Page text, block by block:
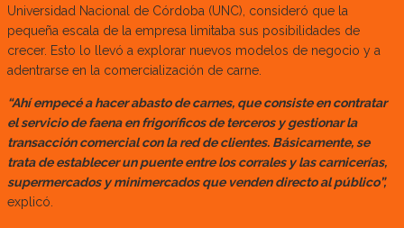
Universidad Nacional de Córdoba (UNC), consideró que la
pequeña escala de la empresa limitaba sus posibilidades de
crecer. Esto lo llevó a explorar nuevos modelos de negocio y a
adentrarse en la comercialización de carne.
“Ahí empecé a hacer abasto de carnes, que consiste en contratar
el servicio de faena en frigoríficos de terceros y gestionar la
transacción comercial con la red de clientes. Básicamente, se
trata de establecer un puente entre los corrales y las carnicerías,
supermercados y minimercados que venden directo al público”,
explicó.